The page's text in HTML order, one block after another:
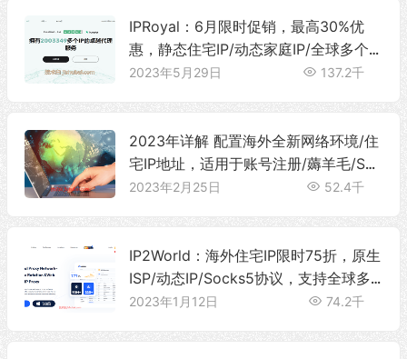
IPRoyal：6月限时促销，最高30%优
惠，静态住宅IP/动态家庭IP/全球多个
地点
2023年5月29日 137.2千
2023年详解 配置海外全新网络环境/住
宅IP地址，适用于账号注册/薅羊毛/SE
O优化/避开网络限制等场景
2023年2月25日 52.4千
IP2World：海外住宅IP限时75折，原生
ISP/动态IP/Socks5协议，支持全球多
个地区定位
2023年1月12日 74.2千